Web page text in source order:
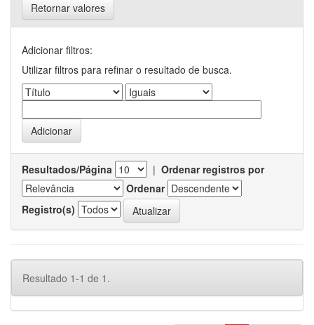
Retornar valores
Adicionar filtros:
Utilizar filtros para refinar o resultado de busca.
Resultados/Página | Ordenar registros por
Ordenar
Registro(s)
Resultado 1-1 de 1.